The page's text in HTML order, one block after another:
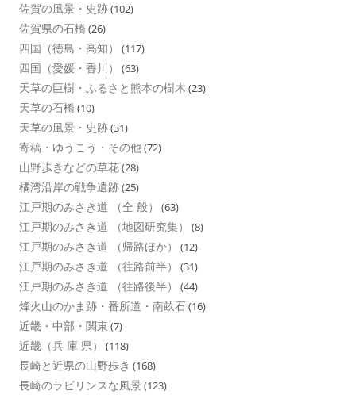
佐賀の風景・史跡(102)
佐賀県の石橋 (26)
四国（徳島・高知） (117)
四国（愛媛・香川） (63)
天草の巨樹・ふるさと熊本の樹木 (23)
天草の石橋 (10)
天草の風景・史跡(31)
寄稿・ゆうこう・その他(72)
山野歩きなどの草花(28)
橘湾沿岸の戦争遺跡(25)
江戸期のみさき道 （全 般） (63)
江戸期のみさき道 （地図研究集） (8)
江戸期のみさき道 （帰路ほか） (12)
江戸期のみさき道 （往路前半） (31)
江戸期のみさき道 （往路後半） (44)
烽火山のかま跡・番所道・南畝石(16)
近畿・中部・関東 (7)
近畿（兵 庫 県） (118)
長崎と近県の山野歩き (168)
長崎のラビリンスな風景 (123)